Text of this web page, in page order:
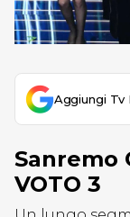
Aggiungi Tv
Sanremo
VOTO 3